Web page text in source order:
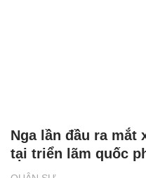
Nga lần đầu ra
tại triển lãm quốc